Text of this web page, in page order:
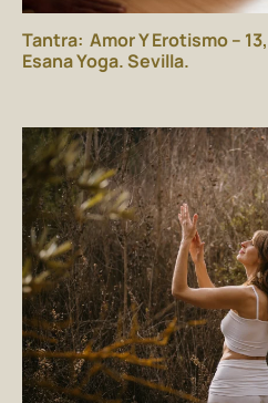
Tantra: Amor Y Erotismo –
Esana Yoga. Sevilla.